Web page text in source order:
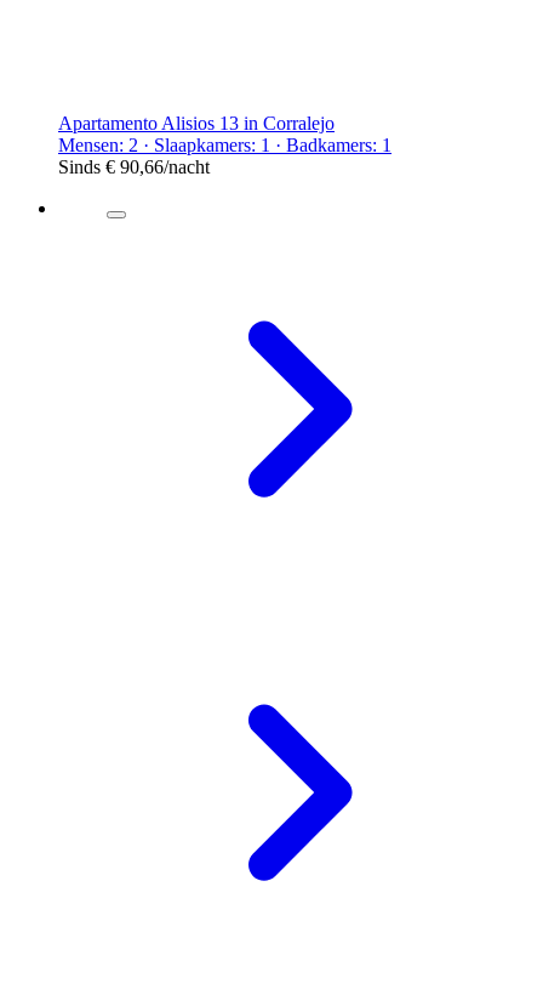
Apartamento Alisios 13 in Corralejo
Mensen: 2 · Slaapkamers: 1 · Badkamers: 1
Sinds € 90,66/nacht